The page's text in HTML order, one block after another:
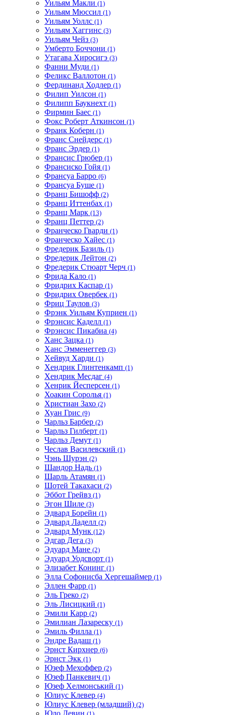
Уильям Макли (1)
Уильям Мюссил (1)
Уильям Уоллс (1)
Уильям Хаггинс (3)
Уильям Чейз (3)
Умберто Боччони (1)
Утагава Хиросигэ (3)
Фанни Муди (1)
Феликс Валлотон (1)
Фердинанд Ходлер (1)
Филип Уилсон (1)
Филипп Баукнехт (1)
Фирмин Баес (1)
Фокс Роберт Аткинсон (1)
Франк Коберн (1)
Франс Снейдерс (1)
Франс Эрдер (1)
Франсис Грюбер (1)
Франсиско Гойя (1)
Франсуа Барро (6)
Франсуа Буше (1)
Франц Бишофф (2)
Франц Иттенбах (1)
Франц Марк (13)
Франц Петтер (2)
Франческо Гварди (1)
Франческо Хайес (1)
Фредерик Базиль (1)
Фредерик Лейтон (2)
Фредерик Стюарт Черч (1)
Фрида Кало (1)
Фридрих Каспар (1)
Фридрих Овербек (1)
Фриц Таулов (3)
Фрэнк Уильям Куприен (1)
Фрэнсис Каделл (1)
Фрэнсис Пикабиа (4)
Ханс Зацка (1)
Ханс Эмменеггер (3)
Хейвуд Харди (1)
Хендрик Глинтенкамп (1)
Хендрик Месдаг (4)
Хенрик Йесперсен (1)
Хоакин Соролья (1)
Христиан Захо (2)
Хуан Грис (9)
Чарльз Барбер (2)
Чарльз Гилберт (1)
Чарльз Демут (1)
Чеслав Василевский (1)
Чэнь Шурэн (2)
Шандор Надь (1)
Шарль Атамян (1)
Шотей Такахаси (2)
Эббот Грейвз (1)
Эгон Шиле (3)
Эдвард Борейн (1)
Эдвард Ладелл (2)
Эдвард Мунк (12)
Эдгар Дега (3)
Эдуард Мане (2)
Эдуард Уодсворт (1)
Элизабет Конинг (1)
Элла Софонисба Хергешаймер (1)
Эллен Фарр (1)
Эль Греко (2)
Эль Лисицкий (1)
Эмили Карр (2)
Эмилиан Лазареску (1)
Эмиль Филла (1)
Эндре Вадаш (1)
Эрнст Кирхнер (6)
Эрнст Экк (1)
Юзеф Мехоффер (2)
Юзеф Панкевич (1)
Юзеф Хелмонський (1)
Юлиус Клевер (4)
Юлиус Клевер (младший) (2)
Юло Левин